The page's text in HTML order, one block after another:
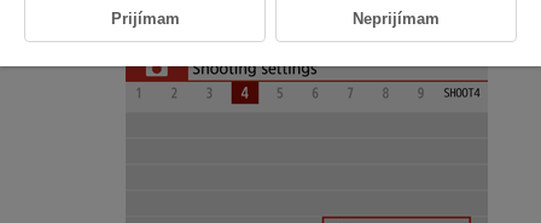
Nastavte položku [ Focus mode/ :Režim
zaostrenia] na možnosť [ ].
Prijímam Neprijímam